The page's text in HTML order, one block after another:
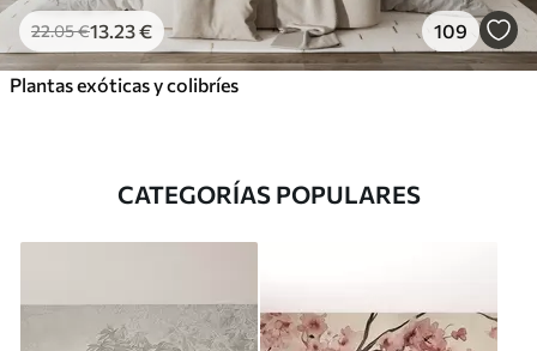
22.05€13 .23€ 109
Plantas exóticas y colibríes
CATEGORÍAS POPULARES